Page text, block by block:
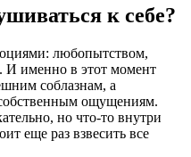
к себе?
любопытством,
И именно в этот момент
соблазнам, а
ощущениям.
но что-то внутри
еще раз взвесить все